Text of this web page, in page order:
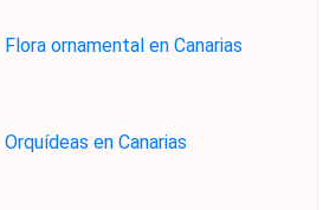
Flora ornamental en Canarias
Orquídeas en Canarias